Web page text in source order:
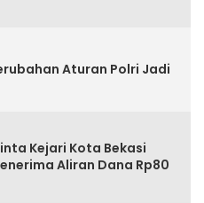
Aturan Polri Jadi
Kejari Kota Bekasi
Aliran Dana Rp80